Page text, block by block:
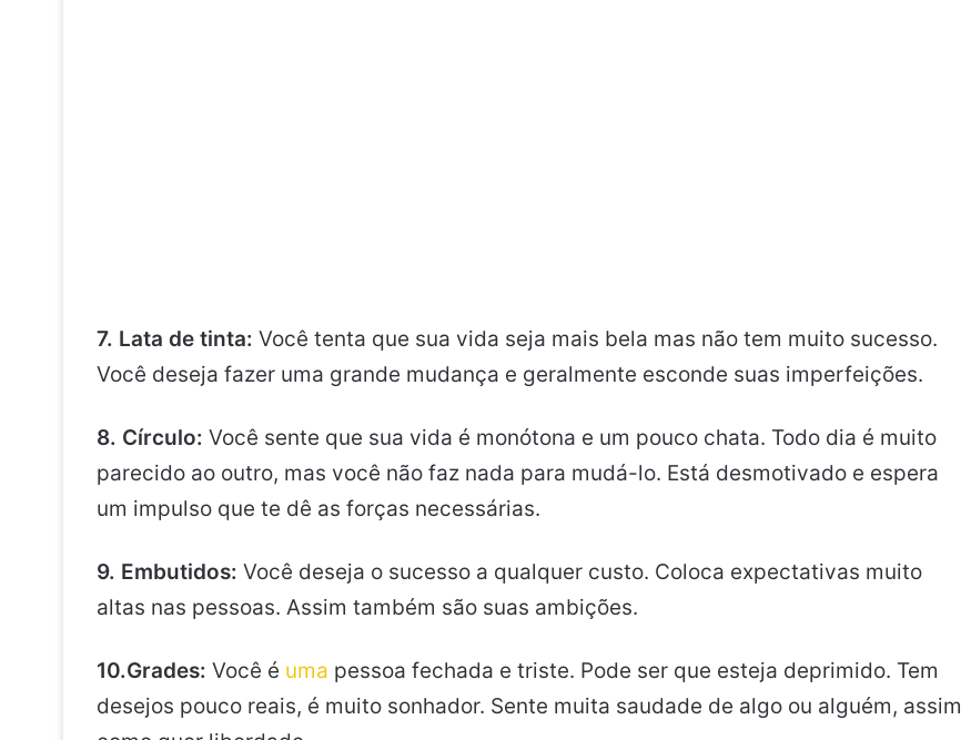
7. Lata de tinta: Você tenta que sua vida seja mais bela mas não tem muito sucesso.
Você deseja fazer uma grande mudança e geralmente esconde suas imperfeições.
8. Círculo: Você sente que sua vida é monótona e um pouco chata. Todo dia é muito
parecido ao outro, mas você não faz nada para mudá-lo. Está desmotivado e espera
um impulso que te dê as forças necessárias.
9. Embutidos: Você deseja o sucesso a qualquer custo. Coloca expectativas muito
altas nas pessoas. Assim também são suas ambições.
10.Grades: Você é uma pessoa fechada e triste. Pode ser que esteja deprimido. Tem
desejos pouco reais, é muito sonhador. Sente muita saudade de algo ou alguém, assim